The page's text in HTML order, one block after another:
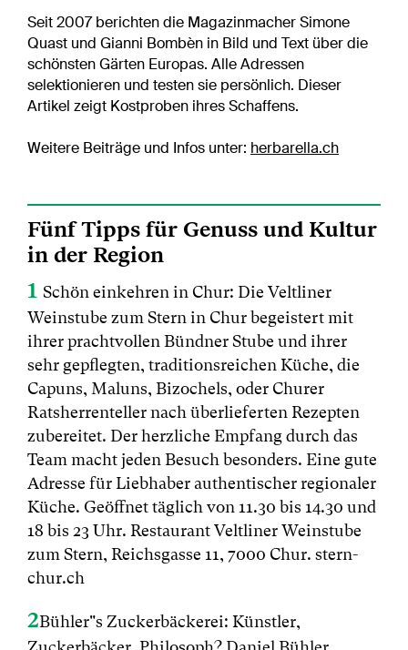
Seit 2007 berichten die Magazinmacher Simone
Quast und Gianni Bombèn in Bild und Text über die
schönsten Gärten Europas. Alle Adressen
selektionieren und testen sie persönlich. Dieser
Artikel zeigt Kostproben ihres Schaffens.
Weitere Beiträge und Infos unter: herbarella.ch
Fünf Tipps für Genuss und Kultur
in der Region
1 Schön einkehren in Chur: Die Veltliner
Weinstube zum Stern in Chur begeistert mit
ihrer prachtvollen Bündner Stube und ihrer
sehr gepflegten, traditionsreichen Küche, die
Capuns, Maluns, Bizochels, oder Churer
Ratsherrenteller nach überlieferten Rezepten
zubereitet. Der herzliche Empfang durch das
Team macht jeden Besuch besonders. Eine gute
Adresse für Liebhaber authentischer regionaler
Küche. Geöffnet täglich von 11.30 bis 14.30 und
18 bis 23 Uhr. Restaurant Veltliner Weinstube
zum Stern, Reichsgasse 11, 7000 Chur. stern-
chur.ch
2Bühler"s Zuckerbäckerei: Künstler,